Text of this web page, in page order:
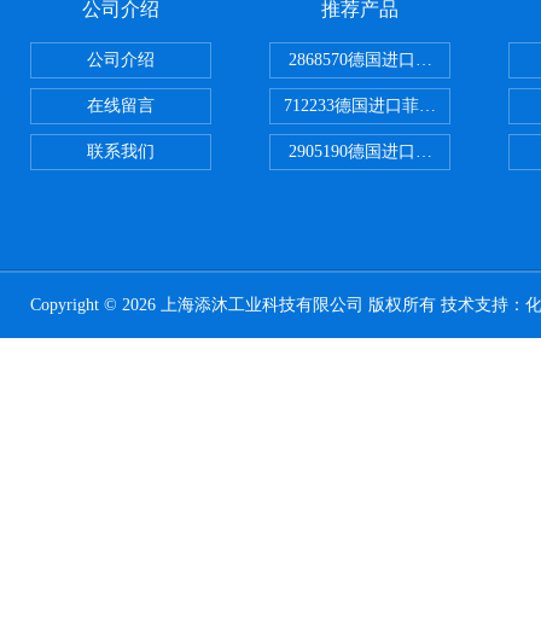
公司介绍
公司介绍
在线留言
联系我们
推荐产品
2868570德国进口菲尼克斯电源
712233德国进口菲尼克斯断路器
2905190德国进口菲尼克斯继电器
Copyright © 2026 上海添沐工业科技有限公司 版权所有 技术支持：